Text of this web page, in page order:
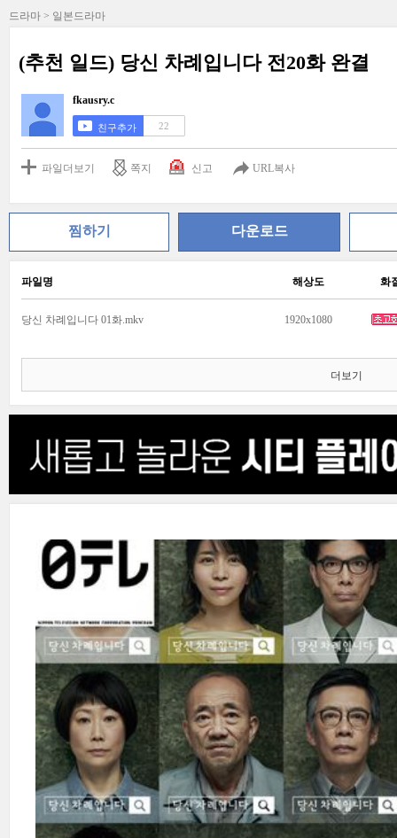
드라마 > 일본드라마
(추천 일드) 당신 차례입니다 전20화 완결
fkausry.c
친구추가 22
파일더보기 쪽지 신고 URL복사
찜하기 다운로드
파일명 해상도 화
당신 차례입니다 01화.mkv 1920x1080
더보기